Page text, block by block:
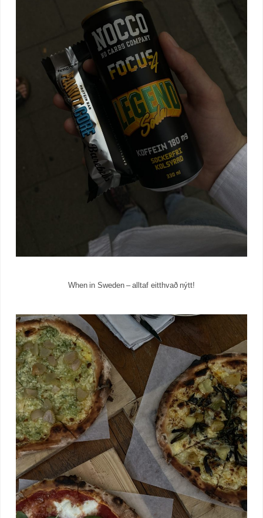
When in Sweden – alltaf eitthvað nýtt!